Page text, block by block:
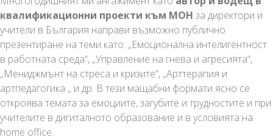
квалификационни проекти към МОН за директори и
учители в България направи възможно публично
презентиране на теми като: „Емоционална интелигентност
в работната среда“, „Управление на гнева и агресията“,
„Мениджмънт на стреса и кризите“, „Арттерапия и
артпедагогика „ и др. В тези мащабни формати ясно се
откроява темата за емоциите, загубите и трудностите и при
учителите в дигиталното образование и в условията на
home office.